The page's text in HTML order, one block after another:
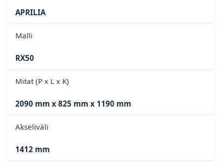
APRILIA
Malli
RX50
Mitat (P x L x K)
2090 mm x 825 mm x 1190 mm
Akseliväli
1412 mm